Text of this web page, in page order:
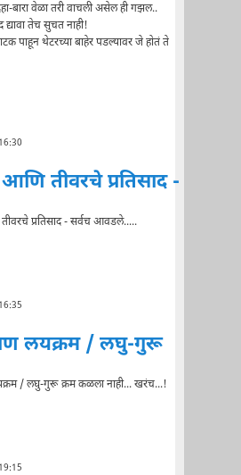
बारा वेळा तरी वाचली असेल ही गझल..
द्यावा तेच सुचत नाही!
पाहून थेटरच्या बाहेर पडल्यावर जे होतं ते
तीवरचे प्रतिसाद -
प्रतिसाद - सर्वच आवडले.....
लयक्रम / लघु-गुरू
/ लघु-गुरू क्रम कळला नाही... खरंच...!